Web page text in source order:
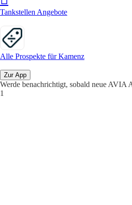
Tankstellen Angebote
Alle Prospekte für Kamenz
Zur App
Werde benachrichtigt, sobald neue AVIA